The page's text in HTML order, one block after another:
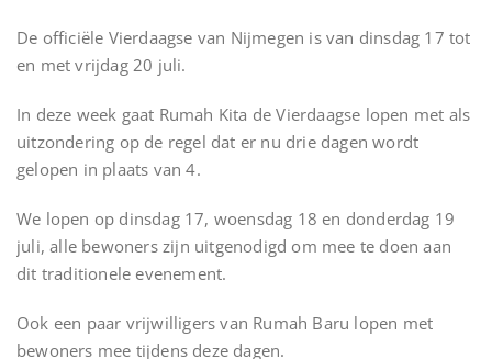
De officiële Vierdaagse van Nijmegen is van dinsdag 17 tot
en met vrijdag 20 juli.
In deze week gaat Rumah Kita de Vierdaagse lopen met als
uitzondering op de regel dat er nu drie dagen wordt
gelopen in plaats van 4.
We lopen op dinsdag 17, woensdag 18 en donderdag 19
juli, alle bewoners zijn uitgenodigd om mee te doen aan
dit traditionele evenement.
Ook een paar vrijwilligers van Rumah Baru lopen met
bewoners mee tijdens deze dagen.